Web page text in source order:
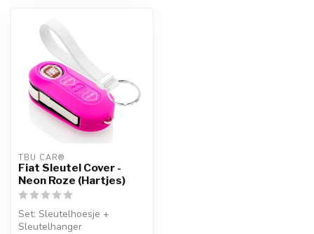
TBU CAR®
Fiat Sleutel Cover -
Neon Roze (Hartjes)
Set: Sleutelhoesje +
Sleutelhanger